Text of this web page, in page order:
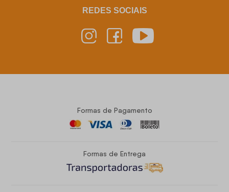
REDES SOCIAIS
Formas de Pagamento
Formas de Entrega